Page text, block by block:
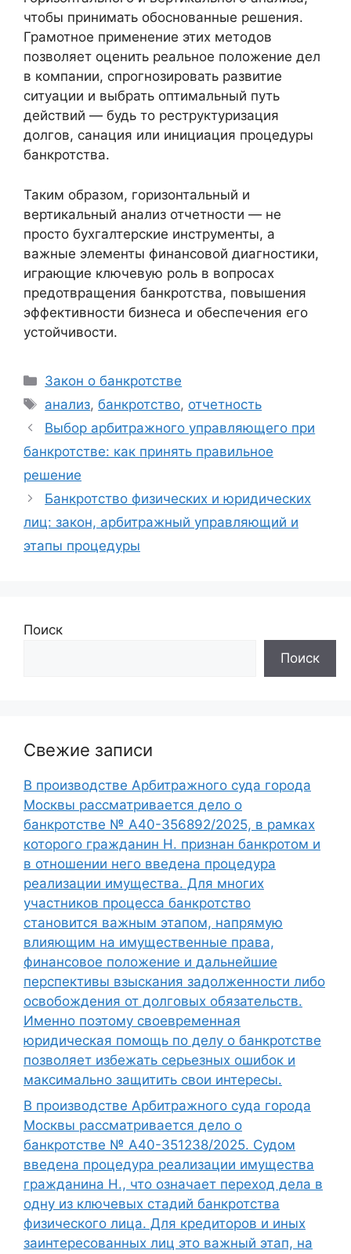
чтобы принимать обоснованные решения.
Грамотное применение этих методов
позволяет оценить реальное положение дел
в компании, спрогнозировать развитие
ситуации и выбрать оптимальный путь
действий — будь то реструктуризация
долгов, санация или инициация процедуры
банкротства.
Таким образом, горизонтальный и
вертикальный анализ отчетности — не
просто бухгалтерские инструменты, а
важные элементы финансовой диагностики,
играющие ключевую роль в вопросах
предотвращения банкротства, повышения
эффективности бизнеса и обеспечения его
устойчивости.
Рубрики
Закон о банкротстве
Метки
анализ,банкротство, отчетность
Выбор арбитражного управляющего при
банкротстве: как принять правильное
решение
Банкротство физических и юридических
лиц: закон, арбитражный управляющий и
этапы процедуры
Поиск
Поиск
Свежие записи
В производстве Арбитражного суда города
Москвы рассматривается дело о
банкротстве № А40-356892/2025, в рамках
которого гражданин Н. признан банкротом и
в отношении него введена процедура
реализации имущества. Для многих
участников процесса банкротство
становится важным этапом, напрямую
влияющим на имущественные права,
финансовое положение и дальнейшие
перспективы взыскания задолженности либо
освобождения от долговых обязательств.
Именно поэтому своевременная
юридическая помощь по делу о банкротстве
позволяет избежать серьезных ошибок и
максимально защитить свои интересы.
В производстве Арбитражного суда города
Москвы рассматривается дело о
банкротстве № А40-351238/2025. Судом
введена процедура реализации имущества
гражданина Н., что означает переход дела в
одну из ключевых стадий банкротства
физического лица. Для кредиторов и иных
заинтересованных лиц это важный этап, на